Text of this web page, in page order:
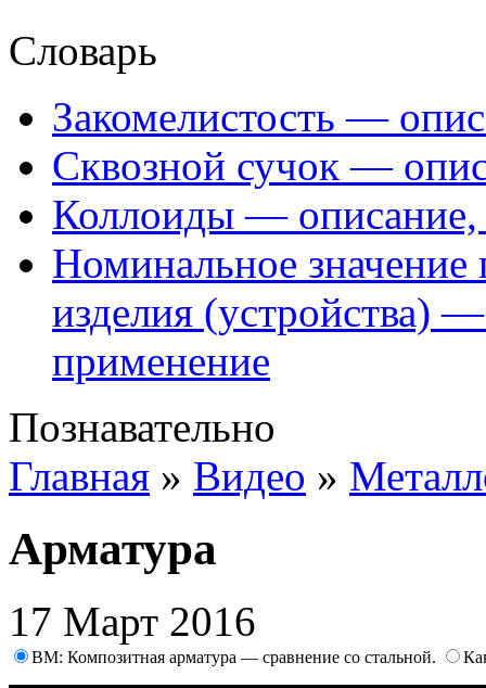
Словарь
Закомелистость —
Сквозной сучок —
Коллоиды — описание,
Номинальное значение
изделия (устройства)
применение
Познавательно
Главная » Видео »
Арматура
17 Март 2016
BM: Композитная арматура — сравнение со стальной.